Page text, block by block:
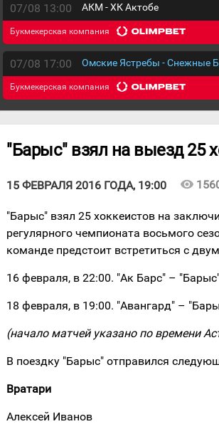
07/08 13:00 АКМ - ХК Актобе
Букмекерская компания
07/08 17:00 Омские Ястребы - Снежные
Букмекерская компания
"Барыс" взял на выезд 25
15 ФЕВРАЛЯ 2016 ГОДА, 19:00 visibility
"Барыс" взял 25 хоккеистов на
регулярного чемпионата восьмого
команде предстоит встретиться с
16 февраля, в 22:00. "Ак Барс" –
18 февраля, в 19:00. "Авангард" –
(начало матчей указано по времени
В поездку "Барыс" отправился
Вратари
Алексей Иванов